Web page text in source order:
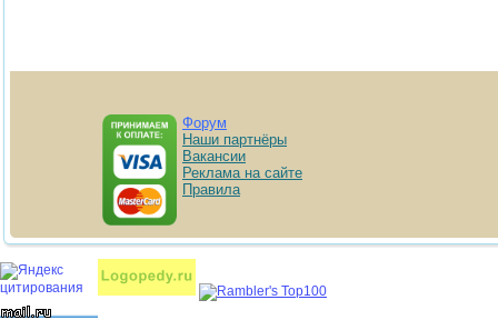
Форум
Наши партнёры
Вакансии
Реклама на сайте
Правила